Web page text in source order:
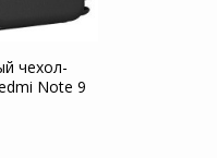
чехол-
Note 9